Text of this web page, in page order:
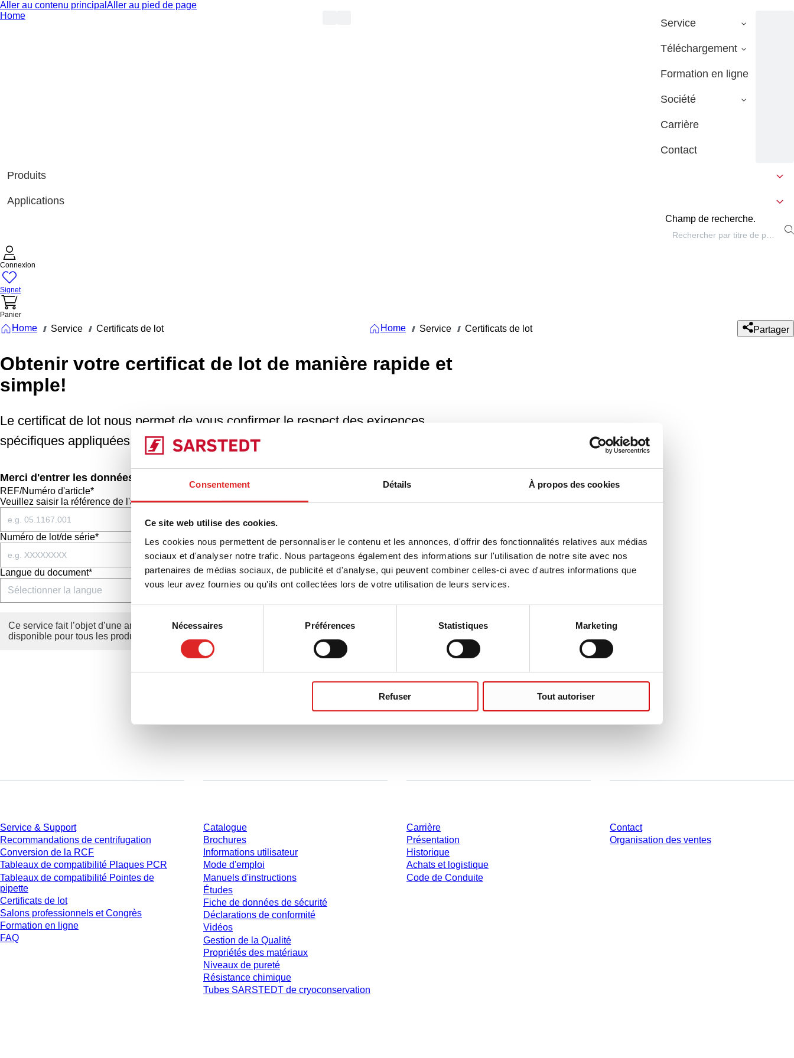
Consentement Détails À propos des cookies
Ce site web utilise des cookies.
Les cookies nous permettent de personnaliser le contenu et les annonces, d'offrir des fonctionnalités relatives aux médias
sociaux et d'analyser notre trafic. Nous partageons également des informations sur l'utilisation de notre site avec nos
partenaires de médias sociaux, de publicité et d'analyse, qui peuvent combiner celles-ci avec d'autres informations que
vous leur avez fournies ou qu'ils ont collectées lors de votre utilisation de leurs services.
du
consentement
Nécessaires Préférences Statistiques Marketing
Refuser Tout autoriser
Aller au contenu principal Aller au pied de page
Home
Service
Téléchargement
Formation en ligne
Société
Carrière
Contact
Produits
Applications
Champ de recherche.
Connexion
Signet
Panier
Home /// Service /// Certificats de lot Home /// Service /// Certificats de lot Partager
Obtenir votre certificat de lot de manière rapide et
simple!
Le certificat de lot nous permet de vous confirmer le respect des exigences
spécifiques appliquées à nos produits en termes de pureté, stérilité, etc.
Merci d'entrer les données respectives ci-dessous.
REF/Numéro d'article*
Veuillez saisir la référence de l'article en utilisant des points.
Numéro de lot/de série*
Langue du document*
Ce service fait l’objet d’une amélioration continue. Veuillez noter qu’un certificat n’est éventuellement pas
disponible pour tous les produits.
Service & Support
Recommandations de centrifugation
Conversion de la RCF
Tableaux de compatibilité Plaques PCR
Tableaux de compatibilité Pointes de
pipette
Certificats de lot
Salons professionnels et Congrès
Formation en ligne
FAQ
Catalogue
Brochures
Informations utilisateur
Mode d'emploi
Manuels d'instructions
Études
Fiche de données de sécurité
Déclarations de conformité
Vidéos
Gestion de la Qualité
Propriétés des matériaux
Niveaux de pureté
Résistance chimique
Tubes SARSTEDT de cryoconservation
Carrière
Présentation
Historique
Achats et logistique
Code de Conduite
Contact
Organisation des ventes